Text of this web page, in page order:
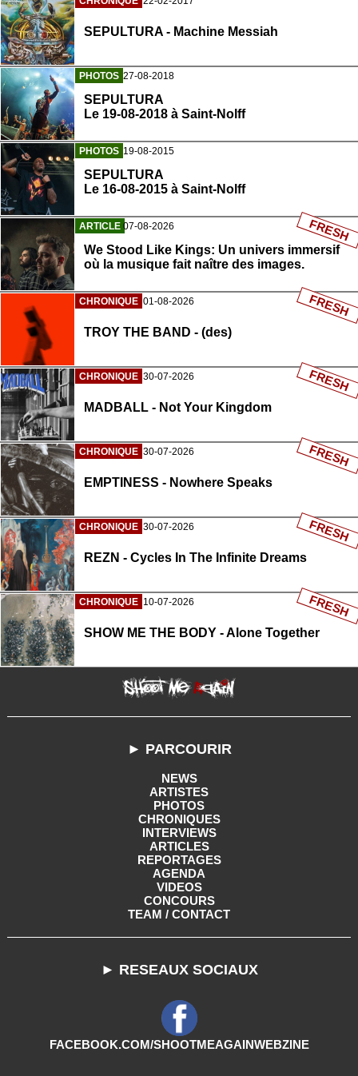
SEPULTURA - Machine Messiah
PHOTOS 27-08-2018
SEPULTURA
Le 19-08-2018 à Saint-Nolff
PHOTOS 19-08-2015
SEPULTURA
Le 16-08-2015 à Saint-Nolff
ARTICLE 07-08-2026
We Stood Like Kings: Un univers immersif
où la musique fait naître des images.
FRESH
CHRONIQUE 01-08-2026
TROY THE BAND - (des)
FRESH
CHRONIQUE 30-07-2026
MADBALL - Not Your Kingdom
FRESH
CHRONIQUE 30-07-2026
EMPTINESS - Nowhere Speaks
FRESH
CHRONIQUE 30-07-2026
REZN - Cycles In The Infinite Dreams
FRESH
CHRONIQUE 10-07-2026
SHOW ME THE BODY - Alone Together
FRESH
► PARCOURIR
NEWS
ARTISTES
PHOTOS
CHRONIQUES
INTERVIEWS
ARTICLES
REPORTAGES
AGENDA
VIDEOS
CONCOURS
TEAM / CONTACT
► RESEAUX SOCIAUX
FACEBOOK.COM/SHOOTMEAGAINWEBZINE